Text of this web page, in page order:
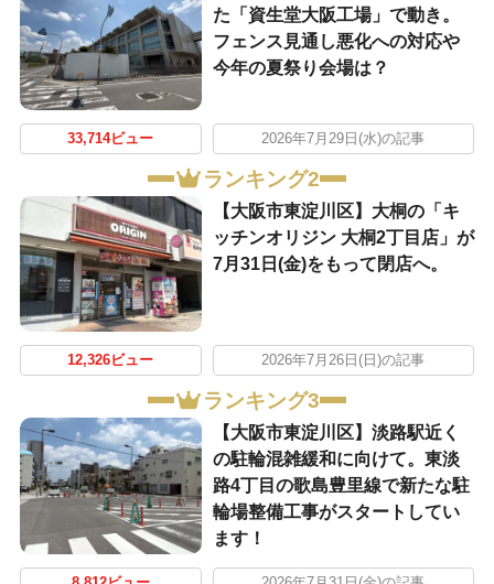
た「資生堂大阪工場」で動き。
フェンス見通し悪化への対応や
今年の夏祭り会場は？
33,714ビュー 2026年7月29日(水)の記事
ランキング2
【大阪市東淀川区】大桐の「キ
ッチンオリジン 大桐2丁目店」が
7月31日(金)をもって閉店へ。
12,326ビュー 2026年7月26日(日)の記事
ランキング3
【大阪市東淀川区】淡路駅近く
の駐輪混雑緩和に向けて。東淡
路4丁目の歌島豊里線で新たな駐
輪場整備工事がスタートしてい
ます！